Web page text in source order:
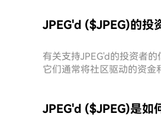
JPEG'd ($JPEG)的投
有关支持JPEG'd的投资者
它们通常将社区驱动的资金
JPEG'd ($JPEG)是如